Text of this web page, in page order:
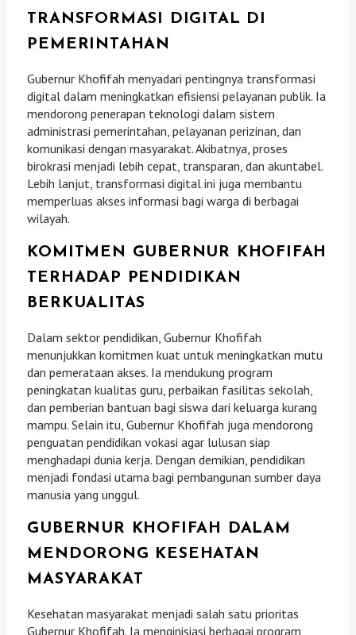
TRANSFORMASI DIGITAL DI
PEMERINTAHAN
Gubernur Khofifah menyadari pentingnya transformasi
digital dalam meningkatkan efisiensi pelayanan publik. Ia
mendorong penerapan teknologi dalam sistem
administrasi pemerintahan, pelayanan perizinan, dan
komunikasi dengan masyarakat. Akibatnya, proses
birokrasi menjadi lebih cepat, transparan, dan akuntabel.
Lebih lanjut, transformasi digital ini juga membantu
memperluas akses informasi bagi warga di berbagai
wilayah.
KOMITMEN GUBERNUR KHOFIFAH
TERHADAP PENDIDIKAN
BERKUALITAS
Dalam sektor pendidikan, Gubernur Khofifah
menunjukkan komitmen kuat untuk meningkatkan mutu
dan pemerataan akses. Ia mendukung program
peningkatan kualitas guru, perbaikan fasilitas sekolah,
dan pemberian bantuan bagi siswa dari keluarga kurang
mampu. Selain itu, Gubernur Khofifah juga mendorong
penguatan pendidikan vokasi agar lulusan siap
menghadapi dunia kerja. Dengan demikian, pendidikan
menjadi fondasi utama bagi pembangunan sumber daya
manusia yang unggul.
GUBERNUR KHOFIFAH DALAM
MENDORONG KESEHATAN
MASYARAKAT
Kesehatan masyarakat menjadi salah satu prioritas
Gubernur Khofifah. Ia menginisiasi berbagai program